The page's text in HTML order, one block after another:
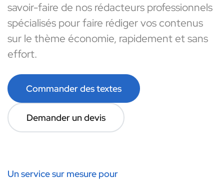
savoir-faire de nos rédacteurs professionnels
spécialisés pour faire rédiger vos contenus
sur le thème économie, rapidement et sans
effort.
Commander des textes
Demander un devis
Un service sur mesure pour